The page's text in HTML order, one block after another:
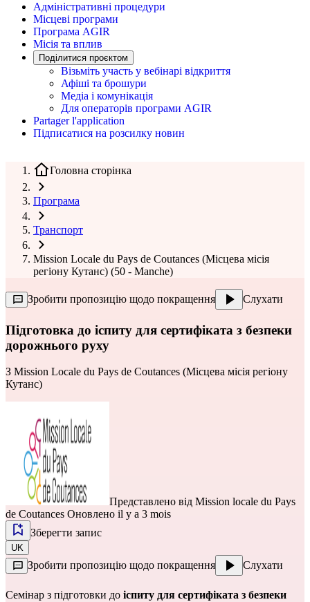
Адміністративні процедури
Місцеві програми
Програма AGIR
Місія та вплив
Поділитися проєктом
Візьміть участь у вебінарі відкриття
Афіші та брошури
Медіа і комунікація
Для операторів програми AGIR
Partager l'application
Підписатися на розсилку новин
Головна сторінка
Програма
Транспорт
Mission Locale du Pays de Coutances (Місцева місія
регіону Кутанс) (50 - Manche)
Зробити пропозицію щодо покращення Слухати
Підготовка до іспиту для сертифіката з безпеки
дорожнього руху
З Mission Locale du Pays de Coutances (Місцева місія регіону
Кутанс)
Представлено від Mission locale du Pays
de Coutances Оновлено il y a 3 mois
Зберегти запис
UK
Зробити пропозицію щодо покращення Слухати
Семінар з підготовки до іспиту для сертифіката з безпеки